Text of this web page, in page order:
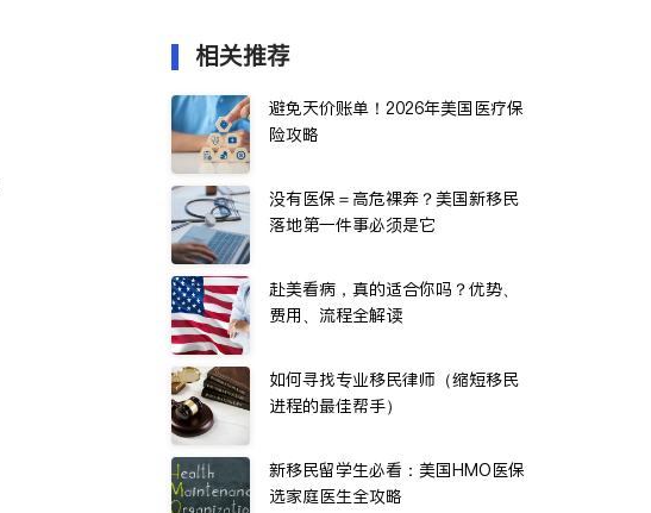
相关推荐
避免天价账单！2026年美国医疗保
险攻略
没有医保＝高危裸奔？美国新移民
落地第一件事必须是它
赴美看病，真的适合你吗？优势、
费用、流程全解读
如何寻找专业移民律师（缩短移民
进程的最佳帮手）
新移民留学生必看：美国HMO医保
选家庭医生全攻略